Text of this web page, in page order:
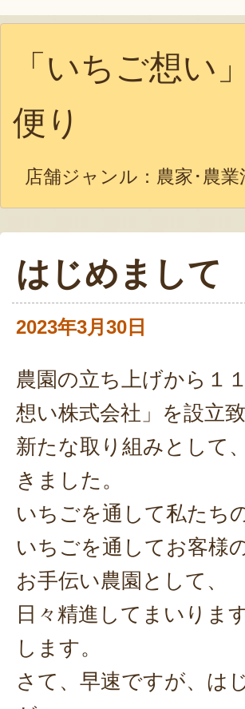
「いちご想い
便り
店舗ジャンル： 農家･農業
はじめまし
2023年3月30日
農園の立ち上げから１
想い株式会社」を設立
新たな取り組みとして
きました。
いちごを通して私たち
いちごを通してお客様
お手伝い農園として、
日々精進してまいりま
します。
さて、早速ですが、は